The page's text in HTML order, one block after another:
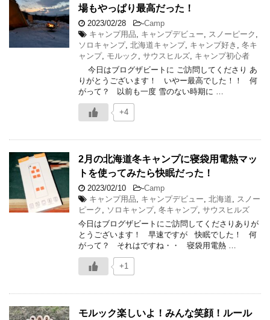
場もやっぱり最高だった！
2023/02/28 -Camp
キャンプ用品
キャンプデビュー スノーピーク
ソロキャンプ, 北海道キャンプ, キャンプ好き
冬キ
ャンプ, モルック サウスヒルズ キャンプ初心者
今日はブログザビートに ご訪問してくださり あ
りがとうございます！ いやー最高でした！！ 何
がって？ 以前も一度 雪のない時期に …
+4
2月の北海道冬キャンプに寝袋用電熱マッ
トを使ってみたら快眠だった！
2023/02/10 -Camp
キャンプ用品
キャンプデビュー 北海道
スノー
ピーク
ソロキャンプ, 冬キャンプ, サウスヒルズ
今日はブログザビートにご訪問してくださりありが
とうございます！ 早速ですが 快眠でした！ 何
がって？ それはですね・・ 寝袋用電熱 …
+1
モルック楽しいよ！みんな笑顔！ルール